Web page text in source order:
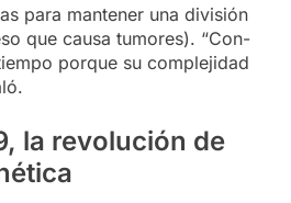
para man­te­ner una di­vi­sión
que cau­sa tu­mo­res). “Con­
por­que su com­ple­ji­dad
la re­vo­lu­ción de